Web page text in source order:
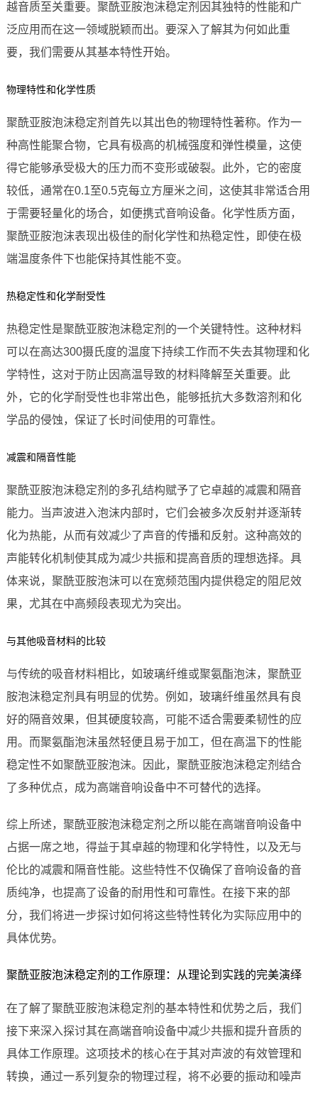
越音质至关重要。聚酰亚胺泡沫稳定剂因其独特的性能和广
泛应用而在这一领域脱颖而出。要深入了解其为何如此重
要，我们需要从其基本特性开始。
物理特性和化学性质
聚酰亚胺泡沫稳定剂首先以其出色的物理特性著称。作为一
种高性能聚合物，它具有极高的机械强度和弹性模量，这使
得它能够承受极大的压力而不变形或破裂。此外，它的密度
较低，通常在0.1至0.5克每立方厘米之间，这使其非常适合用
于需要轻量化的场合，如便携式音响设备。化学性质方面，
聚酰亚胺泡沫表现出极佳的耐化学性和热稳定性，即使在极
端温度条件下也能保持其性能不变。
热稳定性和化学耐受性
热稳定性是聚酰亚胺泡沫稳定剂的一个关键特性。这种材料
可以在高达300摄氏度的温度下持续工作而不失去其物理和化
学特性，这对于防止因高温导致的材料降解至关重要。此
外，它的化学耐受性也非常出色，能够抵抗大多数溶剂和化
学品的侵蚀，保证了长时间使用的可靠性。
减震和隔音性能
聚酰亚胺泡沫稳定剂的多孔结构赋予了它卓越的减震和隔音
能力。当声波进入泡沫内部时，它们会被多次反射并逐渐转
化为热能，从而有效减少了声音的传播和反射。这种高效的
声能转化机制使其成为减少共振和提高音质的理想选择。具
体来说，聚酰亚胺泡沫可以在宽频范围内提供稳定的阻尼效
果，尤其在中高频段表现尤为突出。
与其他吸音材料的比较
与传统的吸音材料相比，如玻璃纤维或聚氨酯泡沫，聚酰亚
胺泡沫稳定剂具有明显的优势。例如，玻璃纤维虽然具有良
好的隔音效果，但其硬度较高，可能不适合需要柔韧性的应
用。而聚氨酯泡沫虽然轻便且易于加工，但在高温下的性能
稳定性不如聚酰亚胺泡沫。因此，聚酰亚胺泡沫稳定剂结合
了多种优点，成为高端音响设备中不可替代的选择。
综上所述，聚酰亚胺泡沫稳定剂之所以能在高端音响设备中
占据一席之地，得益于其卓越的物理和化学特性，以及无与
伦比的减震和隔音性能。这些特性不仅确保了音响设备的音
质纯净，也提高了设备的耐用性和可靠性。在接下来的部
分，我们将进一步探讨如何将这些特性转化为实际应用中的
具体优势。
聚酰亚胺泡沫稳定剂的工作原理：从理论到实践的完美演绎
在了解了聚酰亚胺泡沫稳定剂的基本特性和优势之后，我们
接下来深入探讨其在高端音响设备中减少共振和提升音质的
具体工作原理。这项技术的核心在于其对声波的有效管理和
转换，通过一系列复杂的物理过程，将不必要的振动和噪声